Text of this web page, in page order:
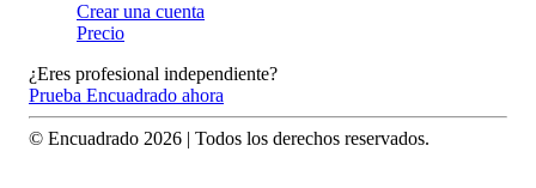
Crear una cuenta
Precio
¿Eres profesional independiente?
Prueba Encuadrado ahora
© Encuadrado 2026 | Todos los derechos reservados.